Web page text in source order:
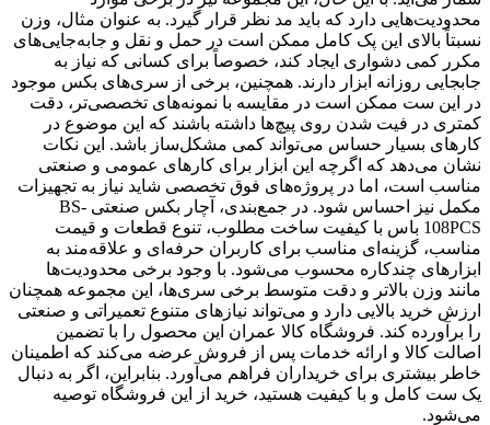
محدودیت‌هایی دارد که باید مد نظر قرار گیرد. به عنوان مثال، وزن
نسبتاً بالای این پک کامل ممکن است در حمل و نقل و جابه‌جایی‌های
مکرر کمی دشواری ایجاد کند، خصوصاً برای کسانی که نیاز به
جابجایی روزانه ابزار دارند. همچنین، برخی از سری‌های بکس موجود
در این ست ممکن است در مقایسه با نمونه‌های تخصصی‌تر، دقت
کمتری در فیت شدن روی پیچ‌ها داشته باشند که این موضوع در
کارهای بسیار حساس می‌تواند کمی مشکل‌ساز باشد. این نکات
نشان می‌دهد که اگرچه این ابزار برای کارهای عمومی و صنعتی
مناسب است، اما در پروژه‌های فوق تخصصی شاید نیاز به تجهیزات
مکمل نیز احساس شود. در جمع‌بندی، آچار بکس صنعتی BS-
108PCS باس با کیفیت ساخت مطلوب، تنوع قطعات و قیمت
مناسب، گزینه‌ای مناسب برای کاربران حرفه‌ای و علاقه‌مند به
ابزارهای چندکاره محسوب می‌شود. با وجود برخی محدودیت‌ها
مانند وزن بالاتر و دقت متوسط برخی سری‌ها، این مجموعه همچنان
ارزش خرید بالایی دارد و می‌تواند نیازهای متنوع تعمیراتی و صنعتی
را برآورده کند. فروشگاه کالا عمران این محصول را با تضمین
اصالت کالا و ارائه خدمات پس از فروش عرضه می‌کند که اطمینان
خاطر بیشتری برای خریداران فراهم می‌آورد. بنابراین، اگر به دنبال
یک ست کامل و با کیفیت هستید، خرید از این فروشگاه توصیه
می‌شود.